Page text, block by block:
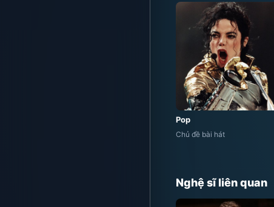
Pop
Chủ đề bài hát
Nghệ sĩ liên quan